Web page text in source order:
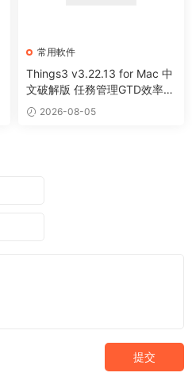
常用軟件
Things3 v3.22.13 for Mac 中
文破解版 任務管理GTD效率工
具 2026-08-05
提交